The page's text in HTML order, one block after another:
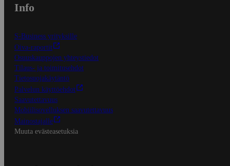
Info
S-Business yrityksille
Oiva-raportit
Osuuskauppojen yhteystiedot
Tilaus- ja toimitusehdot
Tietosuojakäytäntö
Palvelun käyttöehdot
Saavutettavuus
Mobiilisovelluksen saavutettavuus
Mainostajalle
Muuta evästeasetuksia